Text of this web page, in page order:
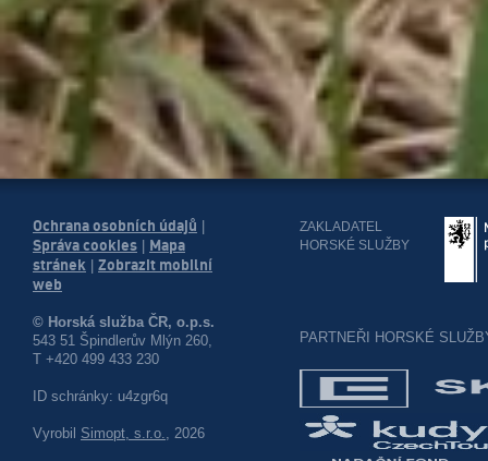
Ochrana osobních údajů
Správa cookies
Mapa
stránek
Zobrazit mobilní
web
© Horská služba ČR, o.p.s.
543 51 Špindlerův Mlýn 260,
T +420 499 433 230
ID schránky: u4zgr6q
Vyrobil Simopt, s.r.o., 2026
ZAKLADATEL
HORSKÉ SLUŽBY
PARTNEŘI HORSKÉ